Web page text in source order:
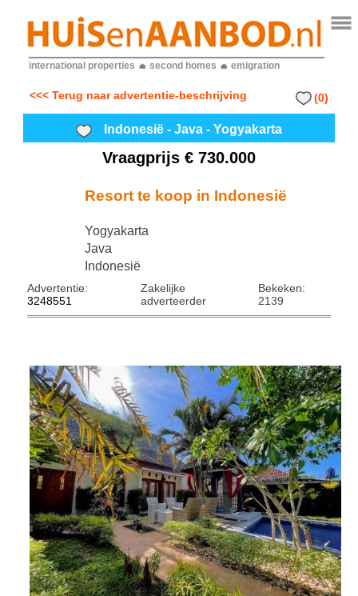
international properties second homes emigration
<<< Terug naar advertentie-beschrijving (0)
Indonesië - Java - Yogyakarta
Vraagprijs € 730.000
Resort te koop in Indonesië
Yogyakarta
Java
Indonesië
Advertentie:
3248551
Zakelijke
adverteerder
Bekeken:
2139